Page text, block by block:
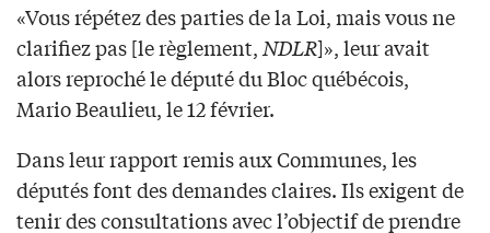
«Vous répétez des parties de la Loi, mais vous ne
clarifiez pas [le règlement, NDLR]», leur avait
alors reproché le député du Bloc québécois,
Mario Beaulieu, le 12 février.
Dans leur rapport remis aux Communes, les
députés font des demandes claires. Ils exigent de
tenir des consultations avec l’objectif de prendre